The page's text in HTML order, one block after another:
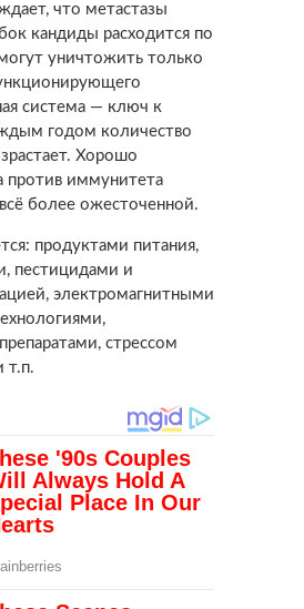
что метастазы
кандиды расходится по
уничтожить только
система — ключ к
годом количество
Хорошо
против иммунитета
более ожесточенной.
продуктами питания,
пестицидами и
электромагнитными
стрессом
т.п.